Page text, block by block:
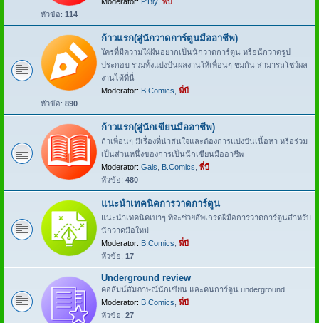
หัวข้อ: 114
ก้าวแรก(สู่นักวาดการ์ตูนมืออาชีพ)
ใครที่มีความใฝ่ฝันอยากเป็นนักวาดการ์ตูน หรือนักวาดรูป
ประกอบ รวมทั้งแบ่งปันผลงานให้เพื่อนๆ ชมกัน สามารถโชว์ผล
งานได้ที่นี่
Moderator: B.Comics พี่บี
หัวข้อ: 890
ก้าวแรก(สู่นักเขียนมืออาชีพ)
ถ้าเพื่อนๆ มีเรื่องที่น่าสนใจและต้องการแบ่งปันเนื้อหา หรือร่วม
เป็นส่วนหนึ่งของการเป็นนักเขียนมืออาชีพ
Moderator: Gals B.Comics พี่บี
หัวข้อ: 480
แนะนำเทคนิคการวาดการ์ตูน
แนะนำเทคนิคเบาๆ ที่จะช่วยอัพเกรดฝีมือการวาดการ์ตูนสำหรับ
นักวาดมือใหม่
Moderator: B.Comics พี่บี
หัวข้อ: 17
Underground review
คอลัมน์สัมภาษณ์นักเขียน และคนการ์ตูน underground
Moderator: B.Comics พี่บี
หัวข้อ: 27